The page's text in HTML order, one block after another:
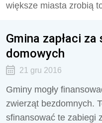
większe miasta zrobią
Gmina zapłaci
domowych
21 gru 2016
Gminy mogły
zwierząt bezdomnych.
sfinansować te zabiegi